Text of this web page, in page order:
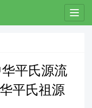
T
o
平氏源流
平氏祖源